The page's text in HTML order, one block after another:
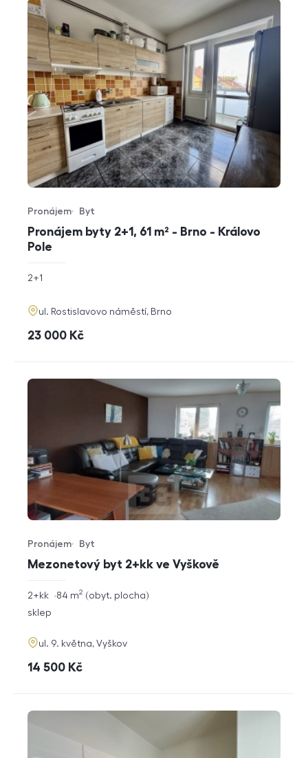
Pronájem byty 2+1, 61 m² - Brno - Královo
Pole
Typ nabídky
Pronájem
Typ nemovitosti
Byt
rozměry
dispozice
2+1
adresa
ul. Rostislavovo náměstí, Brno
cena
23 000 Kč
Mezonetový byt 2+kk ve Vyškově
Typ nabídky
Pronájem
Typ nemovitosti
Byt
rozměry
dispozice
2+kk obyt. plocha
84 m2
funkce
sklep
adresa
ul. 9. května, Vyškov
cena
14 500 Kč